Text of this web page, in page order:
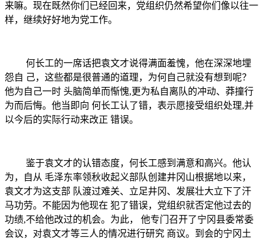
来嘛。现在既然你们已经回来，党组织仍然希望你们像以往一
样，继续好好地为党工作。
何长工的一席话把袁文才说得满面羞愧，他在深深地埋
怨自 己，这些都是很普通的道理，为何自己就没有想到呢？
他为自己一时 头脑简单而惭愧,更为私自离队的冲动、莽撞行
为而后悔。他当即向 何长工认了错，表示愿接受组织处理,并
以今后的实际行动来改正 错误。
鉴于袁文才的认错态度，何长工感到满意和高兴。他认
为，自从 毛泽东率领秋收起义部队创建井冈山根据地以来，
袁文才为这支部 队渡过难关、立足井冈、发展壮大立下了汗
马功劳。不能因为他现在 犯了错误，党组织就否定他过去的
功绩,不给他改过的机会。为此， 他专门召开了宁冈县委常委
会议，对袁文才等三人的情况进行研究 商议。到会的宁冈土